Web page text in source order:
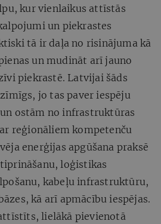
kur vienlaikus attīstās
un piekrastes
tā ir daļa no risinājuma kā
un mudināt arī jauno
piekrastē. Latvijai šāds
jo tas paver iespēju
ostām no infrastruktūras
reģionāliem kompetenču
enerģijas apgūšana praksē
loģistikas
kabeļu infrastruktūru,
kā arī apmācību iespējas.
lielākā pievienotā